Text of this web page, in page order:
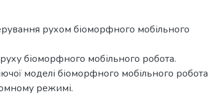
рухом біоморфного мобільного
біоморфного мобільного робота.
моделі біоморфного мобільного робота
режимі.